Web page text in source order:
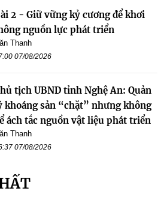
2 - Giữ vững kỷ cương để khơi
nguồn lực phát triển
Thanh
07/08/2026
tịch UBND tỉnh Nghệ An: Quản
khoáng sản “chặt” nhưng không
ách tắc nguồn vật liệu phát triển
Thanh
07/08/2026